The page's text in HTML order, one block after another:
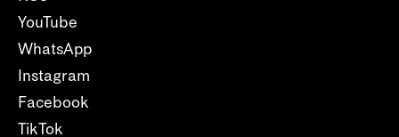
YouTube
WhatsApp
Instagram
Facebook
TikTok